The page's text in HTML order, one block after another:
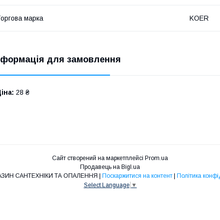
марка KOER
для замовлення
28 ₴
Сайт створений на маркетплейсі Prom.ua
Продавець на Bigl.ua
O&L - МАГАЗИН САНТЕХНІКИ ТА ОПАЛЕННЯ | Поскаржитися на контент | Політика
Select Language ▼